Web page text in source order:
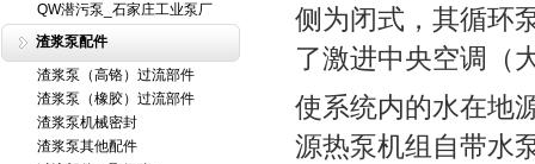
QW潜污泵_石家庄工业泵厂
渣浆泵配件
渣浆泵（高铬）过流部件
渣浆泵（橡胶）过流部件
渣浆泵机械密封
渣浆泵其他配件
侧为闭式，其循环
了激进中央空调（
使系统内的水在地
源热泵机组自带水